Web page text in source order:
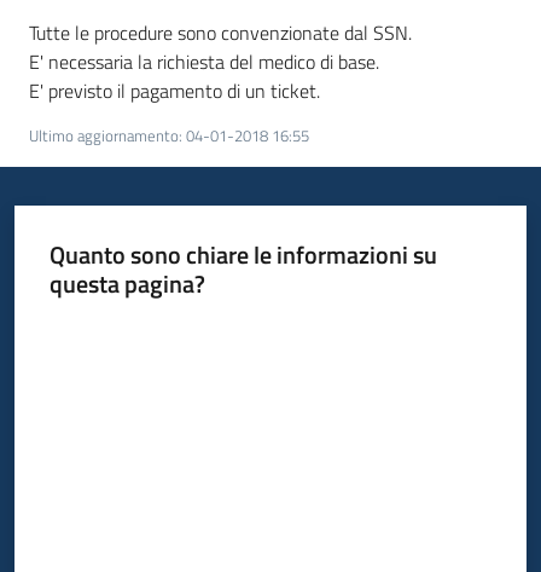
Tutte le procedure sono convenzionate dal SSN.
E' necessaria la richiesta del medico di base.
E' previsto il pagamento di un ticket.
Ultimo aggiornamento: 04-01-2018 16:55
Quanto sono chiare le informazioni su
questa pagina?